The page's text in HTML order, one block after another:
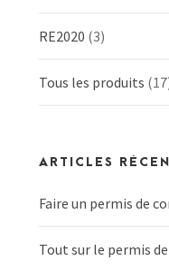
RE2020 (3)
Tous les produits
ARTICLES
Faire un permis de
Tout sur le permis